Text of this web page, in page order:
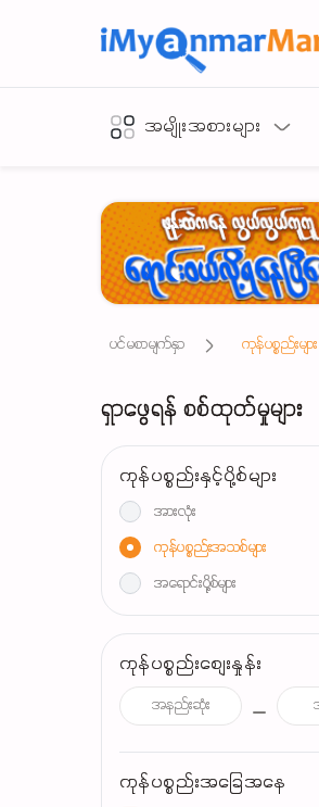
အမျိုးအစားများ
ပင်မစာမျက်နှာ ကုန်ပစ္စည်းများ
ရှာဖွေရန် စစ်ထုတ်မှုများ
ကုန်ပစ္စည်းနှင့်ပို့စ်များ
အားလုံး
ကုန်ပစ္စည်းအသစ်များ
အရောင်းပို့စ်များ
ကုန်ပစ္စည်းစျေးနှုန်း
ကုန်ပစ္စည်းအခြေအနေ